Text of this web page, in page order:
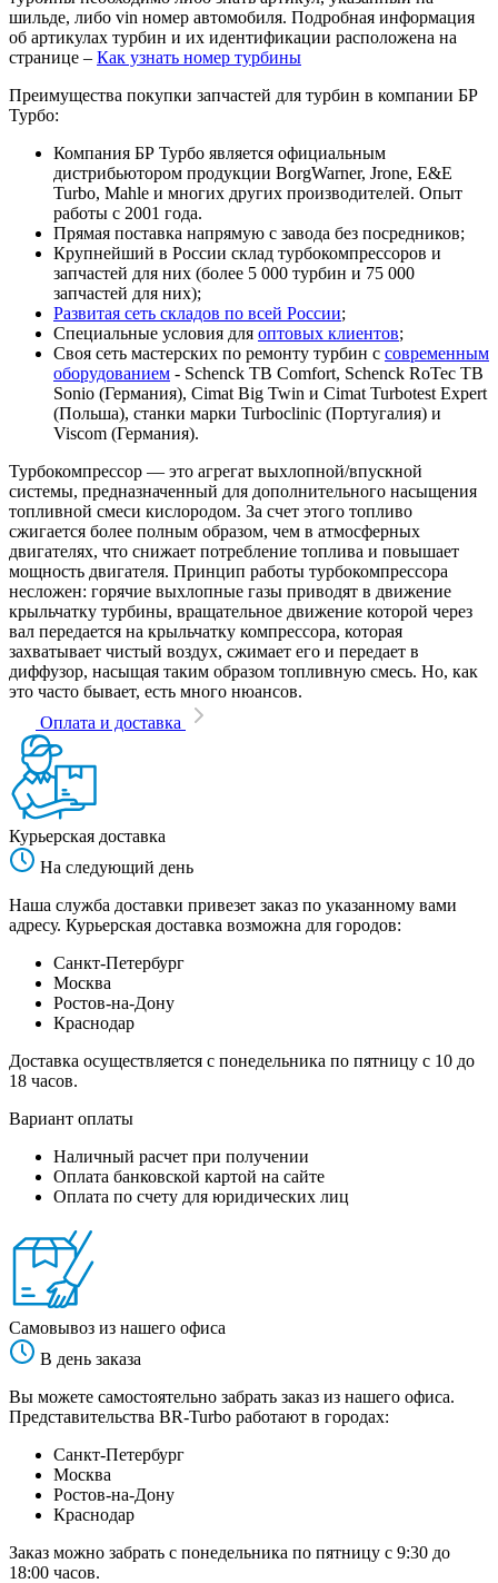
шильде, либо vin номер автомобиля. Подробная информация
об артикулах турбин и их идентификации расположена на
странице – Как узнать номер турбины
Преимущества покупки запчастей для турбин в компании БР
Турбо:
Компания БР Турбо является официальным
дистрибьютором продукции BorgWarner, Jrone, E&E
Turbo, Mahle и многих других производителей. Опыт
работы с 2001 года.
Прямая поставка напрямую с завода без посредников;
Крупнейший в России склад турбокомпрессоров и
запчастей для них (более 5 000 турбин и 75 000
запчастей для них);
Развитая сеть складов по всей России;
Специальные условия для оптовых клиентов;
Своя сеть мастерских по ремонту турбин с современным
оборудованием - Schenck TB Comfort, Schenck RoTec TB
Sonio (Германия), Cimat Big Twin и Cimat Turbotest Expert
(Польша), станки марки Turboclinic (Португалия) и
Viscom (Германия).
Турбокомпрессор — это агрегат выхлопной/впускной
системы, предназначенный для дополнительного насыщения
топливной смеси кислородом. За счет этого топливо
сжигается более полным образом, чем в атмосферных
двигателях, что снижает потребление топлива и повышает
мощность двигателя. Принцип работы турбокомпрессора
несложен: горячие выхлопные газы приводят в движение
крыльчатку турбины, вращательное движение которой через
вал передается на крыльчатку компрессора, которая
захватывает чистый воздух, сжимает его и передает в
диффузор, насыщая таким образом топливную смесь. Но, как
это часто бывает, есть много нюансов.
Оплата и доставка
Курьерская доставка
На следующий день
Наша служба доставки привезет заказ по указанному вами
адресу. Курьерская доставка возможна для городов:
Санкт-Петербург
Москва
Ростов-на-Дону
Краснодар
Доставка осуществляется с понедельника по пятницу с 10 до
18 часов.
Вариант оплаты
Наличный расчет при получении
Оплата банковской картой на сайте
Оплата по счету для юридических лиц
Самовывоз из нашего офиса
В день заказа
Вы можете самостоятельно забрать заказ из нашего офиса.
Представительства BR-Turbo работают в городах:
Санкт-Петербург
Москва
Ростов-на-Дону
Краснодар
Заказ можно забрать с понедельника по пятницу с 9:30 до
18:00 часов.